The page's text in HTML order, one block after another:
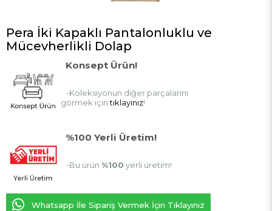
Pera İki Kapaklı Pantalonluklu ve
Mücevherlikli Dolap
Konsept Ürün!
-Koleksiyonun diğer parçalarını
görmek içintıklayınız!
%100 Yerli Üretim!
-Bu ürün %100 yerli üretim!
Whatsapp İle Sipariş Vermek İçin Tıklayınız